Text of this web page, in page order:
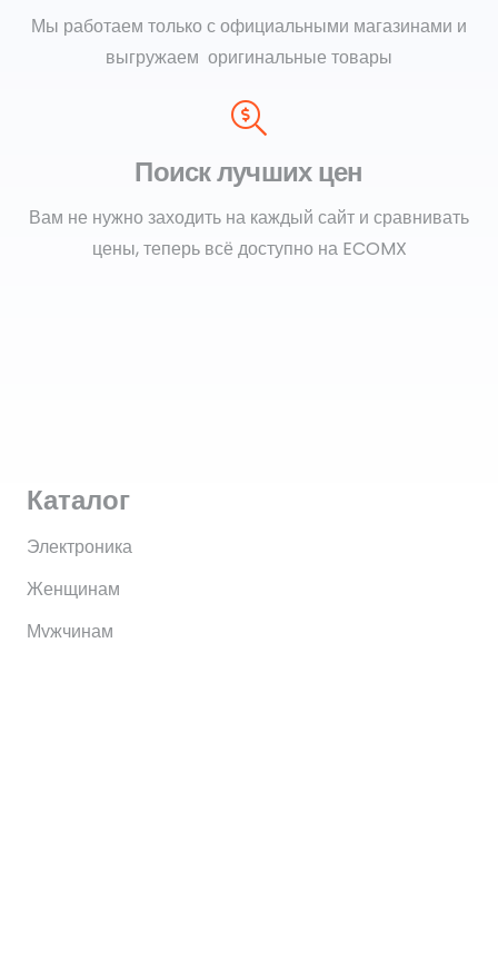
Мы работаем только с официальными магазинами и
выгружаем оригинальные товары
Поиск лучших цен
Вам не нужно заходить на каждый сайт и сравнивать
цены, теперь всё доступно на ECOMX
Каталог
Электроника
Женщинам
Мужчинам